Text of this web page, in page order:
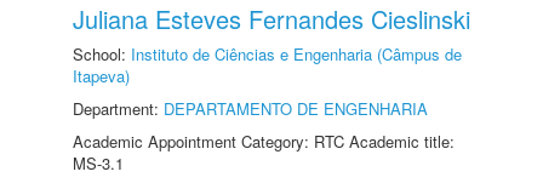
Juliana Esteves Fernandes Cieslinski
School: Instituto de Ciências e Engenharia (Câmpus de
Itapeva)
Department: DEPARTAMENTO DE ENGENHARIA
Academic Appointment Category: RTC Academic title:
MS-3.1